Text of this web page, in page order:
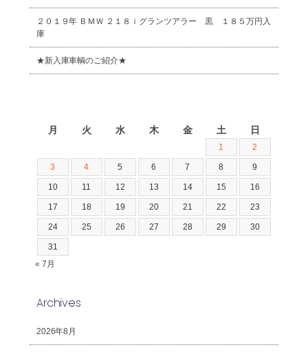
２０１９年 ＢＭＷ ２１８ｉグランツアラー 黒 １８５万円入
庫
★新入庫車輌のご紹介★
月 火 水 木 金 土 日
1 2
3 4 5 6 7 8 9
10 11 12 13 14 15 16
17 18 19 20 21 22 23
24 25 26 27 28 29 30
31
« 7月
Archives
2026年8月